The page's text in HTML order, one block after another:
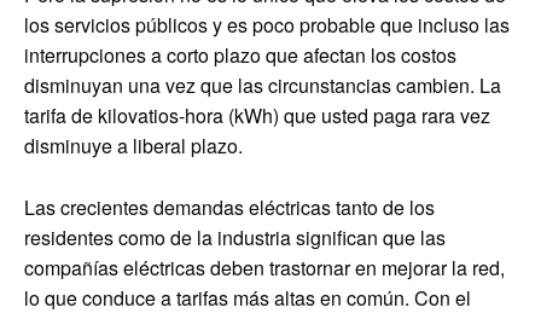
los servicios públicos y es poco probable que incluso las
interrupciones a corto plazo que afectan los costos
disminuyan una vez que las circunstancias cambien. La
tarifa de kilovatios-hora (kWh) que usted paga rara vez
disminuye a liberal plazo.
Las crecientes demandas eléctricas tanto de los
residentes como de la industria significan que las
compañías eléctricas deben trastornar en mejorar la red,
lo que conduce a tarifas más altas en común. Con el